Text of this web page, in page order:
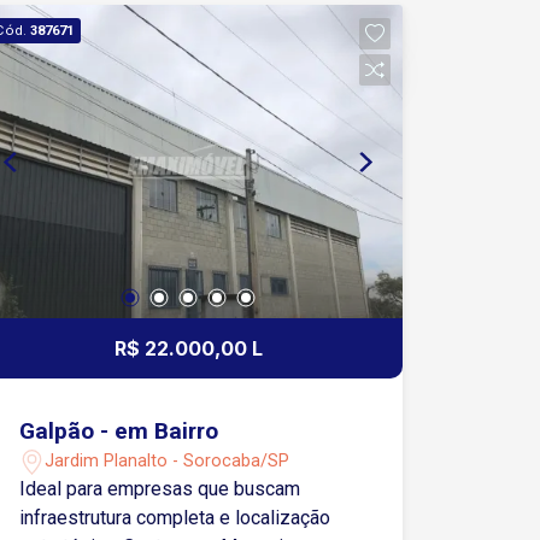
387671
R$ 22.000,00 L
Galpão - em Bairro
Jardim Planalto - Sorocaba/SP
Ideal para empresas que buscam
infraestrutura completa e localização